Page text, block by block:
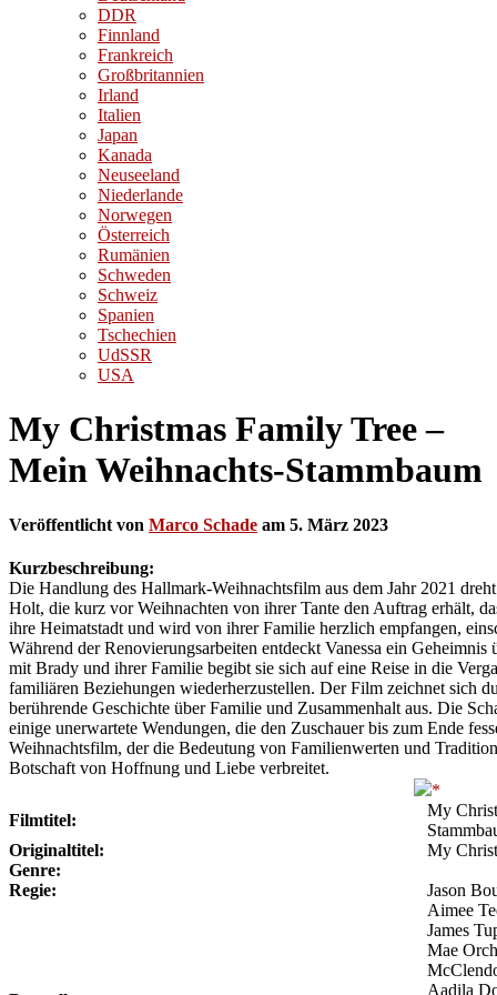
DDR
Finnland
Frankreich
Großbritannien
Irland
Italien
Japan
Kanada
Neuseeland
Niederlande
Norwegen
Österreich
Rumänien
Schweden
Schweiz
Spanien
Tschechien
UdSSR
USA
My Christmas Family Tree –
Mein Weihnachts-Stammbaum
Veröffentlicht von Marco Schade am 5. März 2023
Kurzbeschreibung:
Die Handlung des Hallmark-Weihnachtsfilm aus dem Jahr 2021
Holt, die kurz vor Weihnachten von ihrer Tante den Auftrag erhält,
ihre Heimatstadt und wird von ihrer Familie herzlich empfangen,
Während der Renovierungsarbeiten entdeckt Vanessa ein
mit Brady und ihrer Familie begibt sie sich auf eine Reise in die
familiären Beziehungen wiederherzustellen. Der Film zeichnet sich
berührende Geschichte über Familie und Zusammenhalt aus. Die
einige unerwartete Wendungen, die den Zuschauer bis zum Ende
Weihnachtsfilm, der die Bedeutung von Familienwerten und
Botschaft von Hoffnung und Liebe verbreitet.
Filmtitel:
My
Originaltitel:
My
Genre:
Regie:
Jason
Aimee
James
Mae
Aadila